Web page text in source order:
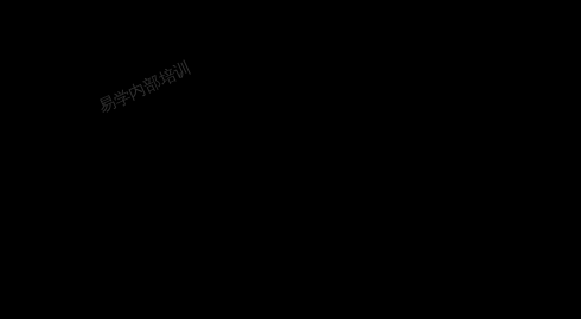
易学内部培训